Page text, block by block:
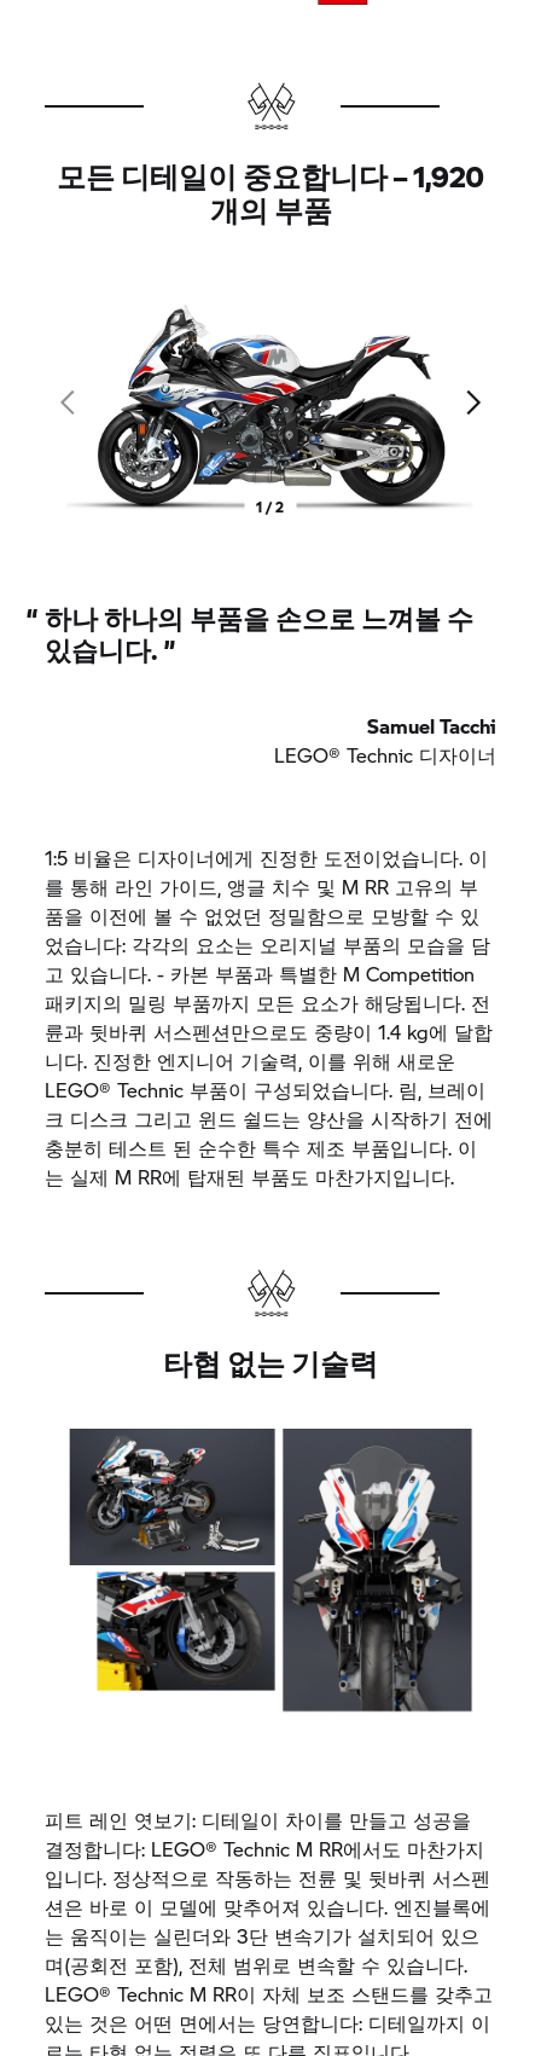
모든 디테일이 중요합니다 – 1,920
개의 부품
1 / 2
“하나 하나의 부품을 손으로 느껴볼 수
있습니다.”
Samuel Tacchi
LEGO® Technic 디자이너
1:5 비율은 디자이너에게 진정한 도전이었습니다. 이
를 통해 라인 가이드, 앵글 치수 및 M RR 고유의 부
품을 이전에 볼 수 없었던 정밀함으로 모방할 수 있
었습니다: 각각의 요소는 오리지널 부품의 모습을 담
고 있습니다. - 카본 부품과 특별한 M Competition
패키지의 밀링 부품까지 모든 요소가 해당됩니다. 전
륜과 뒷바퀴 서스펜션만으로도 중량이 1.4 kg에 달합
니다. 진정한 엔지니어 기술력, 이를 위해 새로운
LEGO® Technic 부품이 구성되었습니다. 림, 브레이
크 디스크 그리고 윈드 쉴드는 양산을 시작하기 전에
충분히 테스트 된 순수한 특수 제조 부품입니다. 이
는 실제 M RR에 탑재된 부품도 마찬가지입니다.
타협 없는 기술력
피트 레인 엿보기: 디테일이 차이를 만들고 성공을
결정합니다: LEGO® Technic M RR에서도 마찬가지
입니다. 정상적으로 작동하는 전륜 및 뒷바퀴 서스펜
션은 바로 이 모델에 맞추어져 있습니다. 엔진블록에
는 움직이는 실린더와 3단 변속기가 설치되어 있으
며(공회전 포함), 전체 범위로 변속할 수 있습니다.
LEGO® Technic M RR이 자체 보조 스탠드를 갖추고
있는 것은 어떤 면에서는 당연합니다: 디테일까지 이